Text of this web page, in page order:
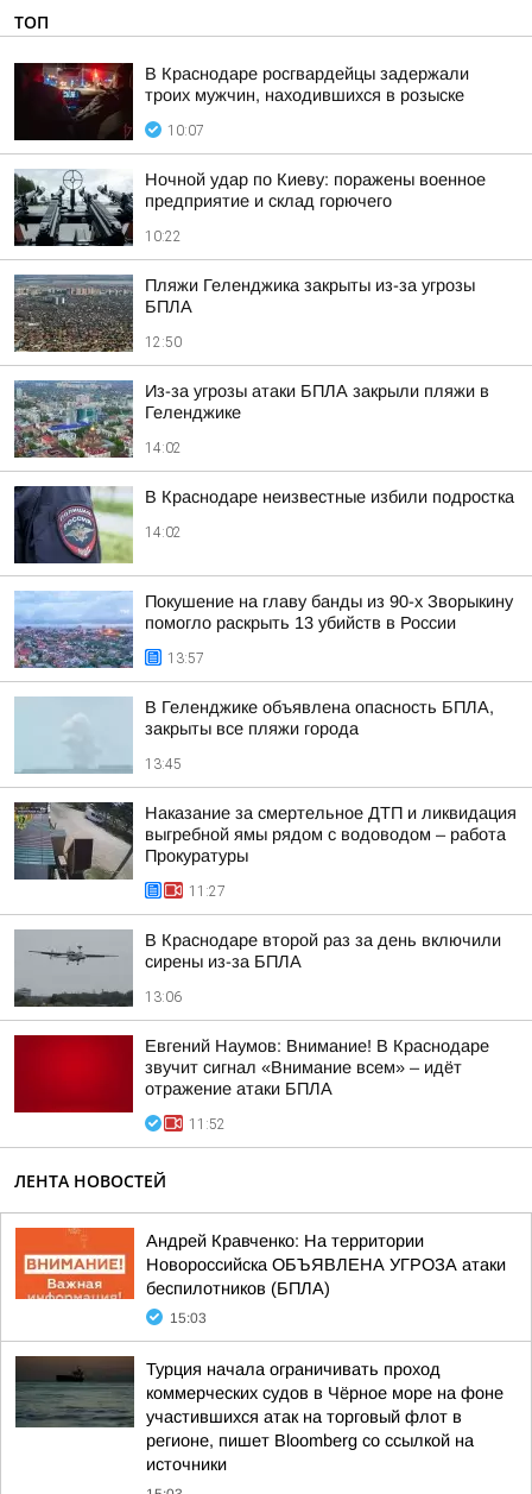
ТОП
В Краснодаре росгвардейцы задержали
троих мужчин, находившихся в розыске
10:07
Ночной удар по Киеву: поражены военное
предприятие и склад горючего
10:22
Пляжи Геленджика закрыты из-за угрозы
БПЛА
12:50
Из-за угрозы атаки БПЛА закрыли пляжи в
Геленджике
14:02
В Краснодаре неизвестные избили подростка
14:02
Покушение на главу банды из 90-х Зворыкину
помогло раскрыть 13 убийств в России
13:57
В Геленджике объявлена опасность БПЛА,
закрыты все пляжи города
13:45
Наказание за смертельное ДТП и ликвидация
выгребной ямы рядом с водоводом – работа
Прокуратуры
11:27
В Краснодаре второй раз за день включили
сирены из-за БПЛА
13:06
Евгений Наумов: Внимание! В Краснодаре
звучит сигнал «Внимание всем» – идёт
отражение атаки БПЛА
11:52
ЛЕНТА НОВОСТЕЙ
Андрей Кравченко: На территории
Новороссийска ОБЪЯВЛЕНА УГРОЗА атаки
беспилотников (БПЛА)
15:03
Турция начала ограничивать проход
коммерческих судов в Чёрное море на фоне
участившихся атак на торговый флот в
регионе, пишет Bloomberg со ссылкой на
источники